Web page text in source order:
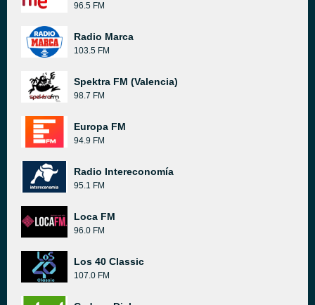
96.5 FM
Radio Marca
103.5 FM
Spektra FM (Valencia)
98.7 FM
Europa FM
94.9 FM
Radio Intereconomía
95.1 FM
Loca FM
96.0 FM
Los 40 Classic
107.0 FM